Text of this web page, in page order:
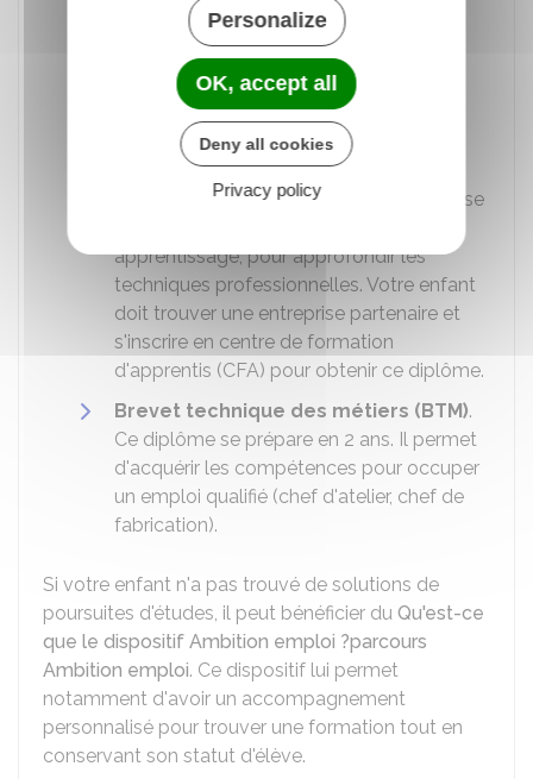
Brevet des métiers d'art (BMA)
diplôme, dans le domaine de l'artisanat
d'art, est envisageable en fonction de la
spécialité obtenue.
Brevet professionnel (BP)
. Ce diplôme se
apprentissage, pour approfondir les
techniques professionnelles. Votre enfant
doit trouver une entreprise partenaire et
s'inscrire en centre de formation
d'apprentis (CFA) pour obtenir ce diplôme.
Brevet technique des métiers (BTM).
Ce diplôme se prépare en 2 ans. Il permet
d'acquérir les compétences pour occuper
un emploi qualifié (chef d'atelier, chef de
fabrication).
Si votre enfant n'a pas trouvé de solutions de
poursuites d'études, il peut bénéficier du Qu'est-ce
que le dispositif Ambition emploi ?parcours
Ambition emploi. Ce dispositif lui permet
notamment d'avoir un accompagnement
personnalisé pour trouver une formation tout en
conservant son statut d'élève.
Personalize
OK, accept all
Deny all cookies
Privacy policy